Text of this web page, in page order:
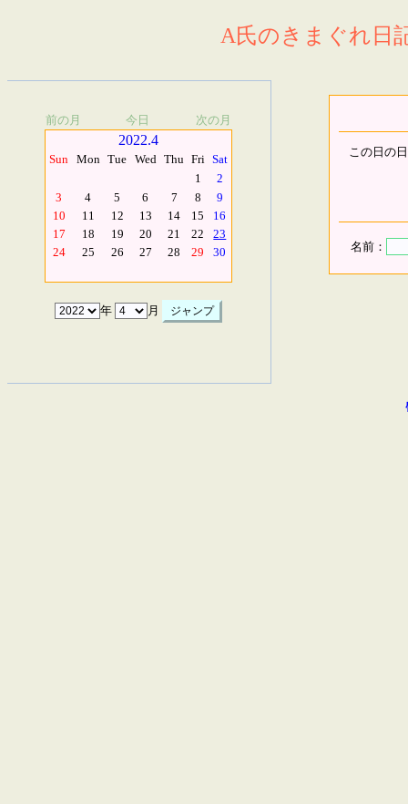
A氏のきまぐれ日
前の月 今日 次の月
2022.4
Sun Mon Tue Wed Thu Fri Sat
1
2
3
4 5 6 7 8
9
10
11 12 13 14 15
16
17
18 19 20 21 22
23
24
25 26 27 28 29 30
年 月
この日の
名前：